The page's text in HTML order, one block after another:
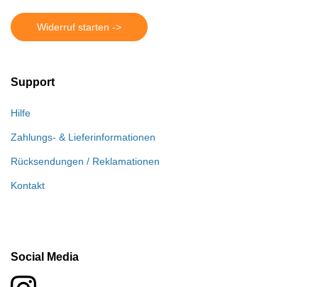
Widerruf starten ->
Support
Hilfe
Zahlungs- & Lieferinformationen
Rücksendungen / Reklamationen
Kontakt
Social Media